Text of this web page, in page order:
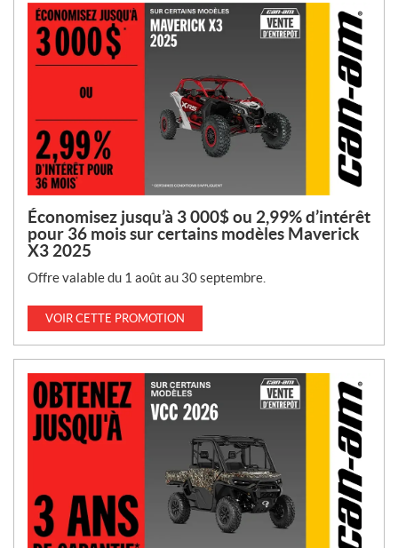
Économisez jusqu’à 3 000$ ou 2,99% d’intérêt
pour 36 mois sur certains modèles Maverick
X3 2025
Offre valable du 1 août au 30 septembre.
VOIR CETTE PROMOTION